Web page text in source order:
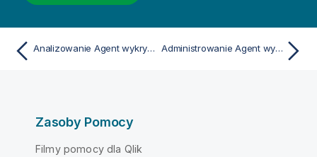
Analizowanie Agent wykrywania kanałów Administrowanie Agent wykrywania
Zasoby Pomocy
Filmy pomocy dla Qlik